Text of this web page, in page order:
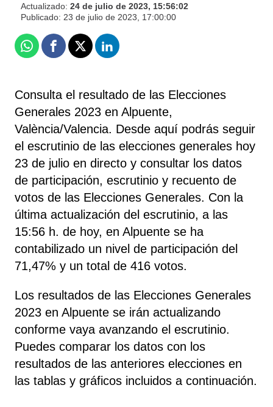
Actualizado: 24 de julio de 2023, 15:56:02
Publicado: 23 de julio de 2023, 17:00:00
WhatsappFacebook
X Linkedin
Consulta el resultado de las Elecciones
Generales 2023 en Alpuente,
València/Valencia. Desde aquí podrás seguir
el escrutinio de las elecciones generales hoy
23 de julio en directo y consultar los datos
de participación, escrutinio y recuento de
votos de las Elecciones Generales. Con la
última actualización del escrutinio, a las
15:56 h. de hoy, en Alpuente se ha
contabilizado un nivel de participación del
71,47% y un total de 416 votos.
Los resultados de las Elecciones Generales
2023 en Alpuente se irán actualizando
conforme vaya avanzando el escrutinio.
Puedes comparar los datos con los
resultados de las anteriores elecciones en
las tablas y gráficos incluidos a continuación.